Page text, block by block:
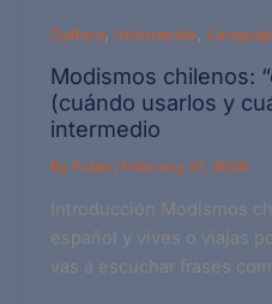
Cultura, Intermedio ,
Modismos chilenos:
(cuándo usarlos y
intermedio
By Pablo / February 27, 2026
Introducción Modismos
español y vives o viajas
vas a escuchar frases